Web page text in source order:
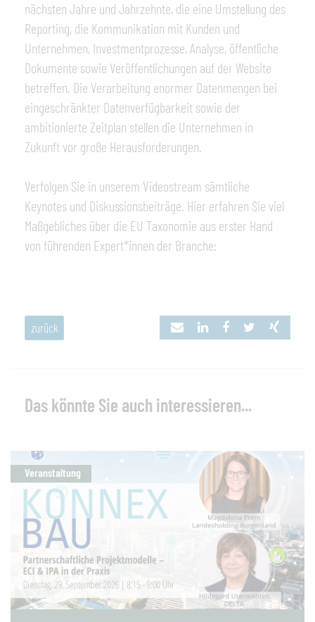
nächsten Jahre und Jahrzehnte, die eine Umstellung des
Reporting, die Kommunikation mit Kunden und
Unternehmen, Investmentprozesse, Analyse, öffentliche
Dokumente sowie Veröffentlichungen auf der Website
betreffen. Die Verarbeitung enormer Datenmengen bei
eingeschränkter Datenverfügbarkeit sowie der
ambitionierte Zeitplan stellen die Unternehmen in
Zukunft vor große Herausforderungen.
Verfolgen Sie in unserem Videostream sämtliche
Keynotes und Diskussionsbeiträge. Hier erfahren Sie viel
Maßgebliches über die EU Taxonomie aus erster Hand
von führenden Expert*innen der Branche:
zurück
Das könnte Sie auch interessieren...
Veranstaltung